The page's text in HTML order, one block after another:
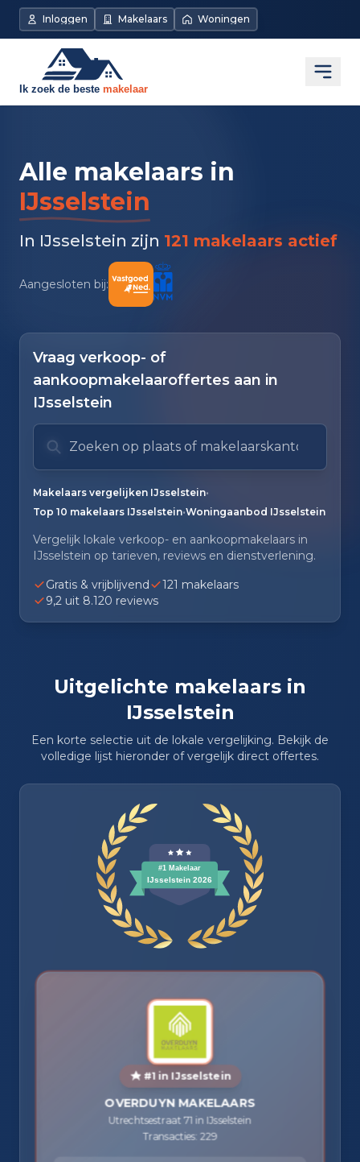
Inloggen Makelaars Woningen
Alle makelaars in
IJsselstein
In IJsselstein zijn 121 makelaars actief
Aangesloten bij:
Vraag verkoop- of
aankoopmakelaaroffertes aan in
IJsselstein
Zoek op plaats of makelaarskantoor
Typ om te zoeken. Gebruik pijl omlaag en pijl
Makelaars vergelijken IJsselstein•
Top 10 makelaars IJsselstein•Woningaanbod IJsselstein
Vergelijk lokale verkoop- en aankoopmakelaars in
IJsselstein op tarieven, reviews en dienstverlening.
Gratis & vrijblijvend
121 makelaars
9,2 uit 8.120 reviews
Uitgelichte makelaars in
IJsselstein
Een korte selectie uit de lokale vergelijking. Bekijk de
volledige lijst hieronder of vergelijk direct offertes.
#1 in IJsselstein
OVERDUYN MAKELAARS
Utrechtsestraat 71 in IJsselstein
Transacties: 229